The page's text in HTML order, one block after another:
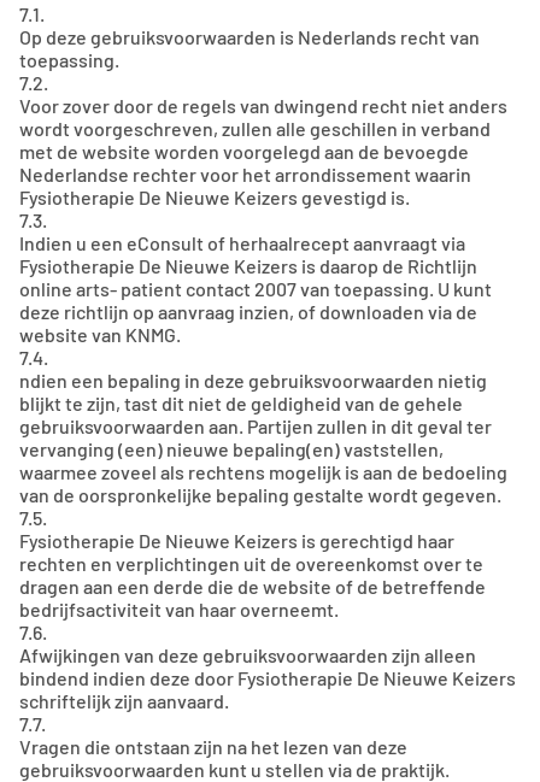
7.1.
Op deze gebruiksvoorwaarden is Nederlands recht van
toepassing.
7.2.
Voor zover door de regels van dwingend recht niet anders
wordt voorgeschreven, zullen alle geschillen in verband
met de website worden voorgelegd aan de bevoegde
Nederlandse rechter voor het arrondissement waarin
Fysiotherapie De Nieuwe Keizers gevestigd is.
7.3.
Indien u een eConsult of herhaalrecept aanvraagt via
Fysiotherapie De Nieuwe Keizers is daarop de Richtlijn
online arts- patient contact 2007 van toepassing. U kunt
deze richtlijn op aanvraag inzien, of downloaden via de
website van KNMG.
7.4.
ndien een bepaling in deze gebruiksvoorwaarden nietig
blijkt te zijn, tast dit niet de geldigheid van de gehele
gebruiksvoorwaarden aan. Partijen zullen in dit geval ter
vervanging (een) nieuwe bepaling(en) vaststellen,
waarmee zoveel als rechtens mogelijk is aan de bedoeling
van de oorspronkelijke bepaling gestalte wordt gegeven.
7.5.
Fysiotherapie De Nieuwe Keizers is gerechtigd haar
rechten en verplichtingen uit de overeenkomst over te
dragen aan een derde die de website of de betreffende
bedrijfsactiviteit van haar overneemt.
7.6.
Afwijkingen van deze gebruiksvoorwaarden zijn alleen
bindend indien deze door Fysiotherapie De Nieuwe Keizers
schriftelijk zijn aanvaard.
7.7.
Vragen die ontstaan zijn na het lezen van deze
gebruiksvoorwaarden kunt u stellen via de praktijk.